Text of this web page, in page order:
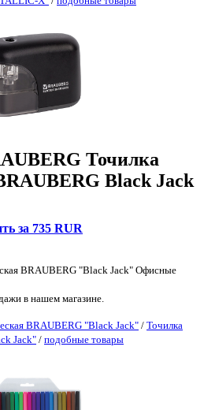
Точилка
Black Jack
за 735 RUR
BRAUBERG "Black Jack" Офисные
в нашем магазине.
BRAUBERG "Black Jack" / Точилка
Jack" / подобные товары